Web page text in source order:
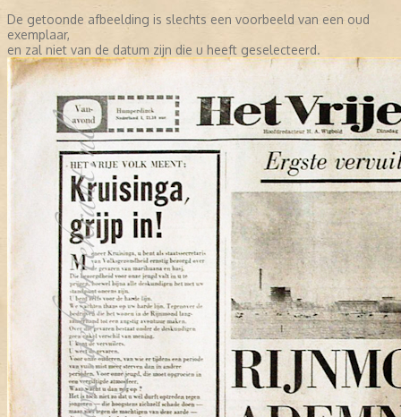
De getoonde afbeelding is slechts een voorbeeld van een oud
exemplaar,
en zal niet van de datum zijn die u heeft geselecteerd.